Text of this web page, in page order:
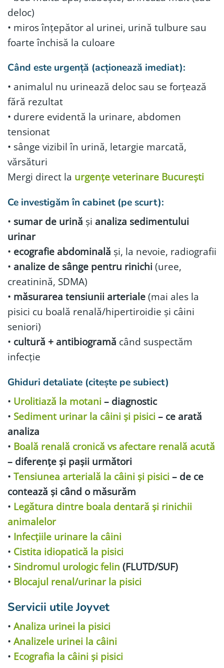
deloc)
• miros înțepător al urinei, urină tulbure sau
foarte închisă la culoare
Când este urgență (acționează imediat):
• animalul nu urinează deloc sau se forțează
fără rezultat
• durere evidentă la urinare, abdomen
tensionat
• sânge vizibil în urină, letargie marcată,
vărsături
Mergi direct la urgențe veterinare București
Ce investigăm în cabinet (pe scurt):
• sumar de urină și analiza sedimentului
urinar
• ecografie abdominală și, la nevoie, radiografii
• analize de sânge pentru rinichi (uree,
creatinină, SDMA)
• măsurarea tensiunii arteriale(mai ales la
pisici cu boală renală/hipertiroidie și câini
seniori)
• cultură + antibiogramă când suspectăm
infecție
Ghiduri detaliate (citește pe subiect)
• Urolitiază la motani – diagnostic
• Sediment urinar la câini și pisici – ce arată
analiza
• Boală renală cronică vs afectare renală acută
– diferențe și pașii următori
• Tensiunea arterială la câini și pisici – de ce
contează și când o măsurăm
• Legătura dintre boala dentară și rinichii
animalelor
• Infecțiile urinare la câini
• Cistita idiopatică la pisici
• Sindromul urologic felin (FLUTD/SUF)
• Blocajul renal/urinar la pisici
Servicii utile Joyvet
• Analiza urinei la pisici
• Analizele urinei la câini
• Ecografia la câini și pisici